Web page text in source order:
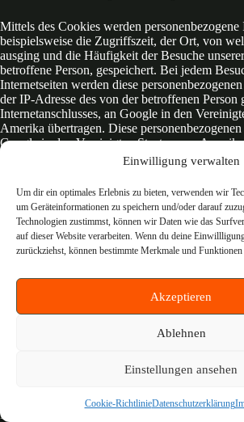
Einwilligung verwalten
Um dir ein optimales Erlebnis zu bieten, verwenden wir
um Geräteinformationen zu speichern und/oder darauf
Technologien zustimmst, können wir Daten wie das
auf dieser Website verarbeiten. Wenn du deine
zurückziehst, können bestimmte Merkmale und
Akzeptieren
Ablehnen
Einstellungen ansehen
Cookie-RichtlinieDatenschutzerklärung
Mittels des Cookies werden
beispielsweise die Zugriffszeit, der Ort, von
ausging und die Häufigkeit der Besuche
betroffene Person, gespeichert. Bei jedem
Internetseiten werden diese
der IP-Adresse des von der betroffenen Person
Internetanschlusses, an Google in den
Amerika übertragen. Diese
Google in den Vereinigten Staaten von
gibt diese über das technische Verfahren
personenbezogenen Daten unter Umständen an
Die betroffene Person kann die Setzung von
Internetseite, wie oben bereits dargestellt,
entsprechenden Einstellung des genutzten
und damit der Setzung von Cookies dauerhaft
verhindern, dass Google ein Cookie auf dem
informationstechnologischen System der
Zudem kann ein von Google Analytics bereits
Ferner besteht für die betroffene Person die
dieser Internetseite bezogenen Daten sowie der
Daten durch Google zu widersprechen und eine